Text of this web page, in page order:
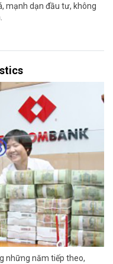
mạnh dạn đầu tư, không
những năm tiếp theo,